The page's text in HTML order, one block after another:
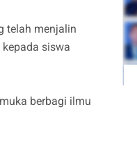
telah menjalin
siswa
berbagi ilmu